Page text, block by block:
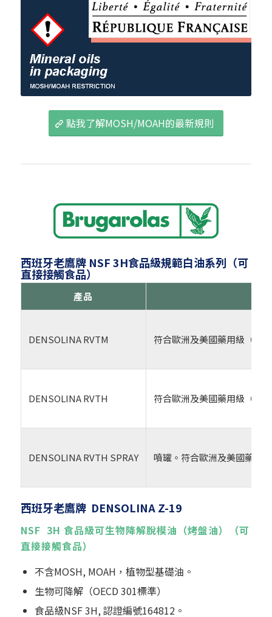
點我了解MOSH/MOAH的最新規則
西班牙老鷹牌 NSF 3H食品級規範白油系列（可
直接接觸食品）
產品
DENSOLINA RVTM 符合歐洲及美國藥用級（
DENSOLINA RVTH 符合歐洲及美國藥用級（
DENSOLINA RVTH SPRAY 噴罐。符合歐洲及美國藥用
西班牙老鷹牌 DENSOLINA Z-19
NSF 3H 食品級可生物降解脫模油（烤盤油）
（可
直接接觸食品）
不含MOSH, MOAH，植物型基礎油。
生物可降解（OECD 301標準）
食品級NSF 3H, 認證編號164812。